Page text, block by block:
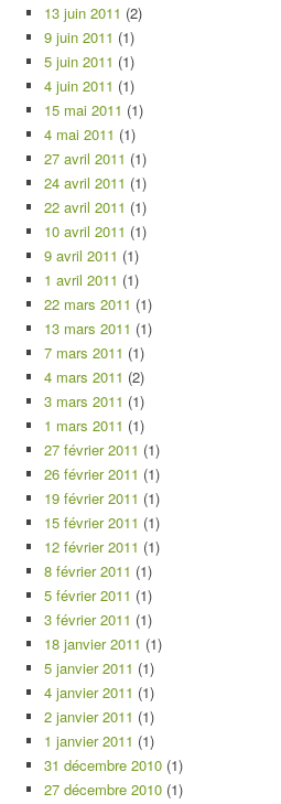
13 juin 2011 (2)
9 juin 2011 (1)
5 juin 2011 (1)
4 juin 2011 (1)
15 mai 2011 (1)
4 mai 2011 (1)
27 avril 2011 (1)
24 avril 2011 (1)
22 avril 2011 (1)
10 avril 2011 (1)
9 avril 2011 (1)
1 avril 2011 (1)
22 mars 2011 (1)
13 mars 2011 (1)
7 mars 2011 (1)
4 mars 2011 (2)
3 mars 2011 (1)
1 mars 2011 (1)
27 février 2011 (1)
26 février 2011 (1)
19 février 2011 (1)
15 février 2011 (1)
12 février 2011 (1)
8 février 2011 (1)
5 février 2011 (1)
3 février 2011 (1)
18 janvier 2011 (1)
5 janvier 2011 (1)
4 janvier 2011 (1)
2 janvier 2011 (1)
1 janvier 2011 (1)
31 décembre 2010 (1)
27 décembre 2010 (1)